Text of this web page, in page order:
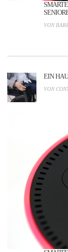
VON
EIN
VON